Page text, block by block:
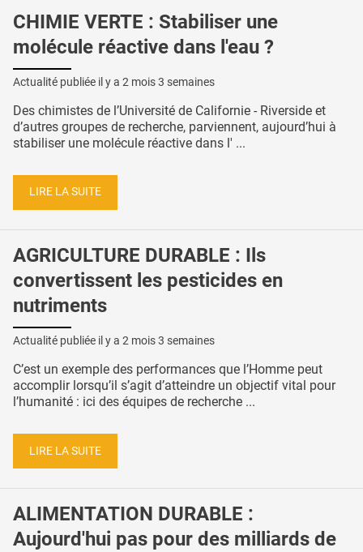
CHIMIE VERTE : Stabiliser une
molécule réactive dans l'eau ?
Actualité publiée il y a 2 mois 3 semaines
Des chimistes de l’Université de Californie - Riverside et
d’autres groupes de recherche, parviennent, aujourd’hui à
stabiliser une molécule réactive dans l' ...
LIRE LA SUITE
AGRICULTURE DURABLE : Ils
convertissent les pesticides en
nutriments
Actualité publiée il y a 2 mois 3 semaines
C’est un exemple des performances que l’Homme peut
accomplir lorsqu’il s’agit d’atteindre un objectif vital pour
l’humanité : ici des équipes de recherche ...
LIRE LA SUITE
ALIMENTATION DURABLE :
Aujourd'hui pas pour des milliards de